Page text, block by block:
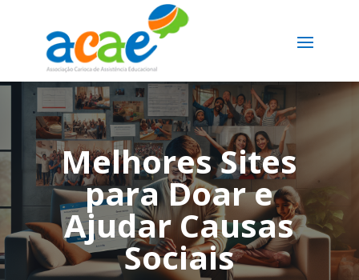
Melhores Sites
para Doar e
Ajudar Causas
Sociais